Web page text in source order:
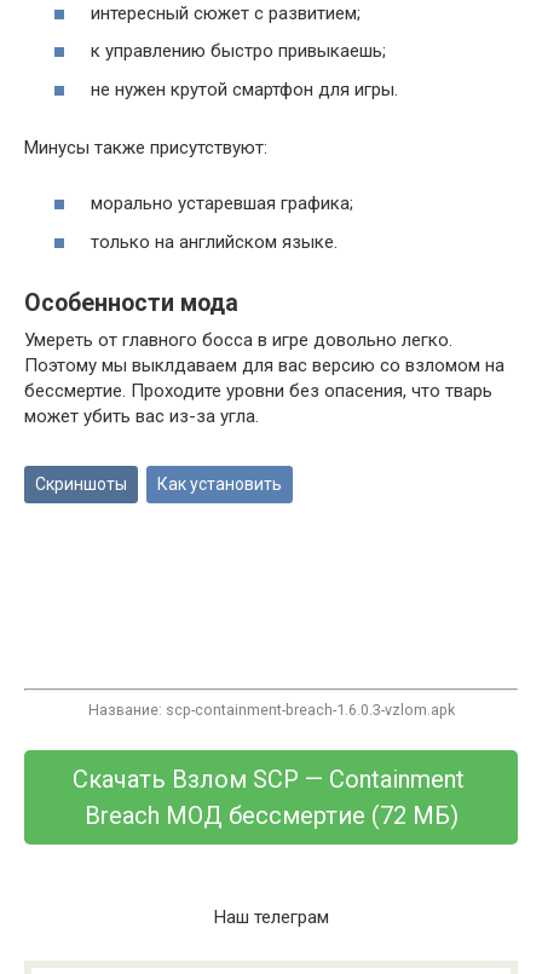
интересный сюжет с развитием;
к управлению быстро привыкаешь;
не нужен крутой смартфон для игры.
Минусы также присутствуют:
морально устаревшая графика;
только на английском языке.
Особенности мода
Умереть от главного босса в игре довольно легко.
Поэтому мы выклдаваем для вас версию со взломом на
бессмертие. Проходите уровни без опасения, что тварь
может убить вас из-за угла.
Скриншоты Как установить
Название: scp-containment-breach-1.6.0.3-vzlom.apk
Скачать Взлом SCP — Containment
Breach МОД бессмертие (72 МБ)
Наш телеграм